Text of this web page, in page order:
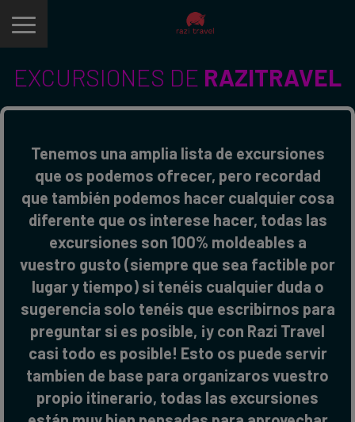
EXCURSIONES DE RAZITRAVEL
Tenemos una amplia lista de excursiones
que os podemos ofrecer, pero recordad
que también podemos hacer cualquier cosa
diferente que os interese hacer, todas las
excursiones son 100% moldeables a
vuestro gusto (siempre que sea factible por
lugar y tiempo) si tenéis cualquier duda o
sugerencia solo tenéis que escribirnos para
preguntar si es posible, ¡y con Razi Travel
casi todo es posible! Esto os puede servir
tambien de base para organizaros vuestro
propio itinerario, todas las excursiones